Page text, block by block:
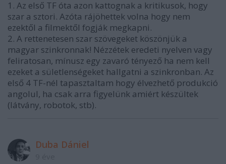
1. Az első TF óta azon kattognak a kritikusok, hogy
szar a sztori. Azóta rájöhettek volna hogy nem
ezektől a filmektől fogják megkapni.
2. A rettenetesen szar szövegeket köszönjük a
magyar szinkronnak! Nézzétek eredeti nyelven vagy
feliratosan, mínusz egy zavaró tényező ha nem kell
ezeket a sületlenségeket hallgatni a szinkronban. Az
első 4 TF-nél tapasztaltam hogy élvezhető produkció
angolul, ha csak arra figyelünk amiért készültek
(látvány, robotok, stb).
Duba Dániel